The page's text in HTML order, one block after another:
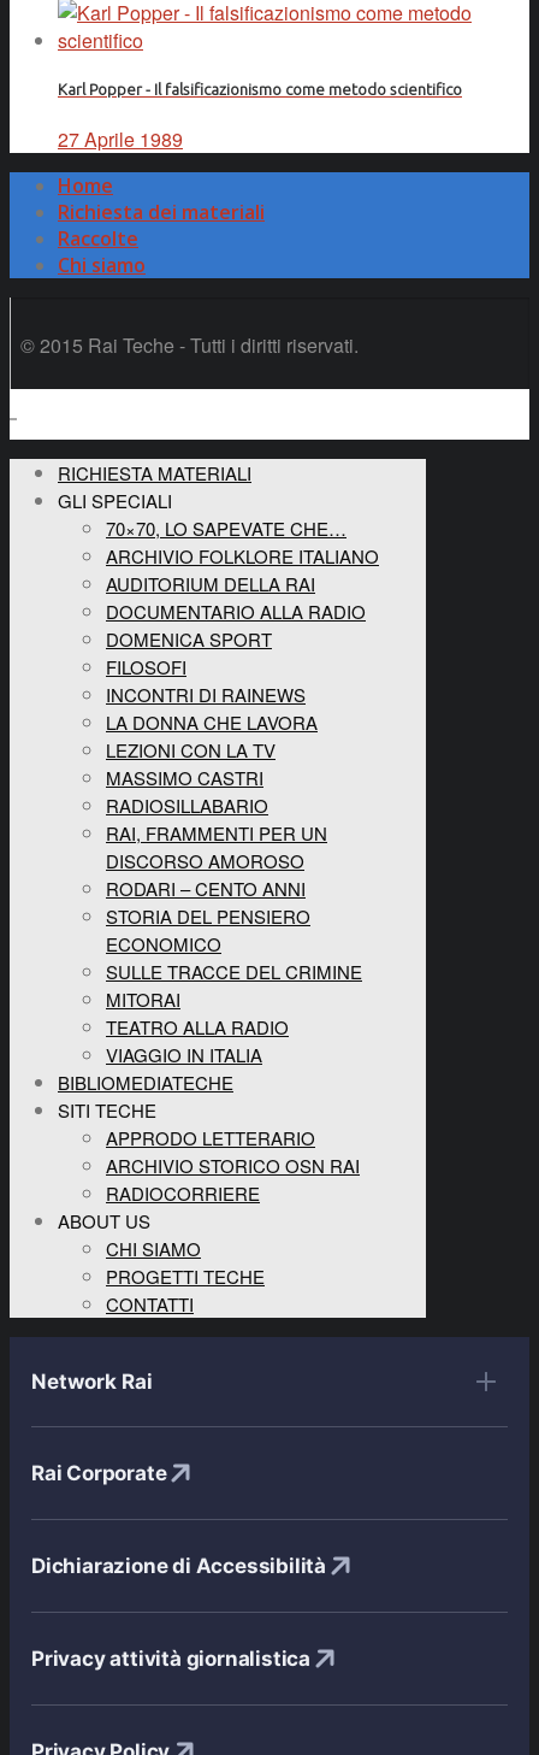
Karl Popper - Il falsificazionismo come metodo scientifico
27 Aprile 1989
Home
Richiesta dei materiali
Raccolte
Chi siamo
© 2015 Rai Teche - Tutti i diritti riservati.
RICHIESTA MATERIALI
GLI SPECIALI
70×70, LO SAPEVATE CHE…
ARCHIVIO FOLKLORE ITALIANO
AUDITORIUM DELLA RAI
DOCUMENTARIO ALLA RADIO
DOMENICA SPORT
FILOSOFI
INCONTRI DI RAINEWS
LA DONNA CHE LAVORA
LEZIONI CON LA TV
MASSIMO CASTRI
RADIOSILLABARIO
RAI, FRAMMENTI PER UN
DISCORSO AMOROSO
RODARI – CENTO ANNI
STORIA DEL PENSIERO
ECONOMICO
SULLE TRACCE DEL CRIMINE
MITORAI
TEATRO ALLA RADIO
VIAGGIO IN ITALIA
BIBLIOMEDIATECHE
SITI TECHE
APPRODO LETTERARIO
ARCHIVIO STORICO OSN RAI
RADIOCORRIERE
ABOUT US
CHI SIAMO
PROGETTI TECHE
CONTATTI